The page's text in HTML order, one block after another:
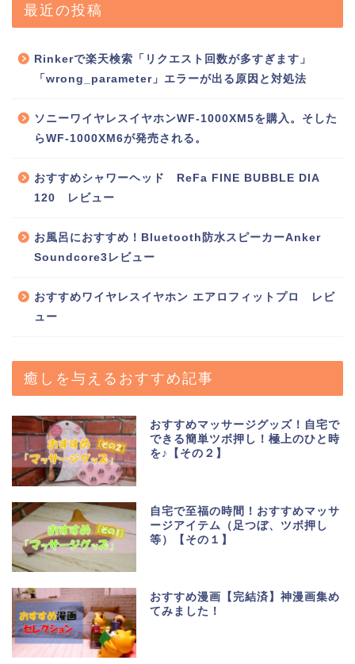
最近の投稿
Rinkerで楽天検索「リクエスト回数が多すぎます」
「wrong_parameter」エラーが出る原因と対処法
ソニーワイヤレスイヤホンWF-1000XM5を購入。そした
らWF-1000XM6が発売される。
おすすめシャワーヘッド ReFa FINE BUBBLE DIA
120 レビュー
お風呂におすすめ！Bluetooth防水スピーカーAnker
Soundcore3レビュー
おすすめワイヤレスイヤホン エアロフィットプロ レビ
ュー
癒しを与えるおすすめ記事
おすすめマッサージグッズ！自宅で
できる簡単ツボ押し！極上のひと時
を♪【その２】
自宅で至福の時間！おすすめマッサ
ージアイテム（足つぼ、ツボ押し
等）【その１】
おすすめ漫画【完結済】神漫画集め
てみました！